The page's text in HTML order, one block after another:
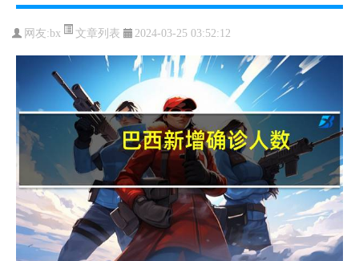
网友:bx 文章列表 2024-03-25 03:52:12